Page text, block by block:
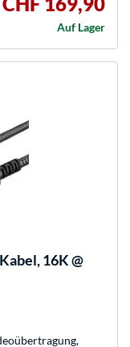
Auf Lager
16K @